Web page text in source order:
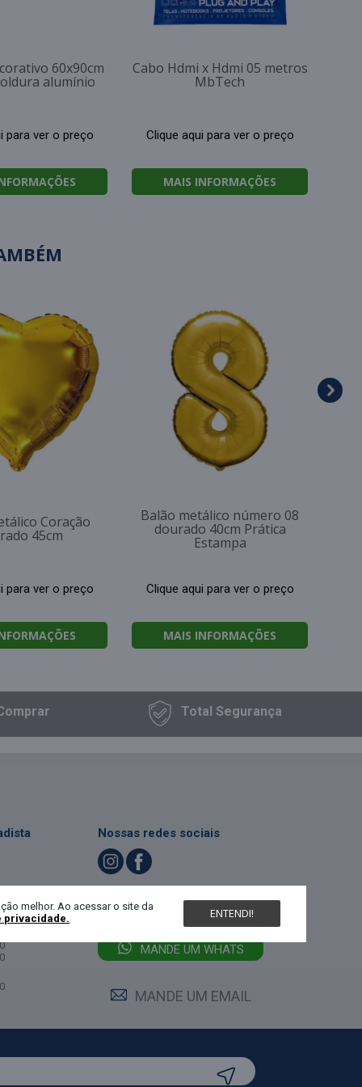
60x90cm
alumínio
para ver o preço
Cabo Hdmi x Hdmi 05 metros
MbTech
Clique aqui para ver o preço
MAIS INFORMAÇÕES
Coração
45cm
para ver o preço
Balão metálico número 08
dourado 40cm Prática
Estampa
Clique aqui para ver o preço
MAIS INFORMAÇÕES
Total Segurança
melhor. Ao acessar o site da
privacidade.
ENTENDI!
Nossas redes sociais
LIGUE (47) 3467-5540
MANDE UM WHATS
MANDE UM EMAIL